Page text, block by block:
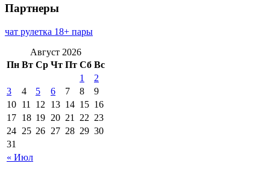
Партнеры
чат рулетка 18+ пары
Август 2026
Пн Вт Ср Чт Пт Сб Вс
« Июл
1
2
3
4 5 6 7 8
9
10 11 12 13 14 15 16
17 18 19 20 21 22 23
24 25 26 27 28 29 30
31